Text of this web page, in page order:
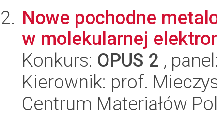
Nowe pochodne
w molekularnej
Konkurs: OPUS 2 ,
Kierownik: prof.
Centrum Materiałów